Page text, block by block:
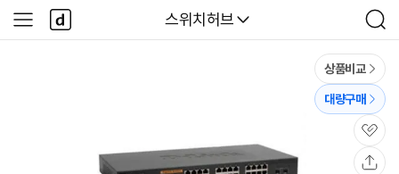
다나와
스위치허브
검
색
사
이
다
나
와
상품비교
대량구매
관
심